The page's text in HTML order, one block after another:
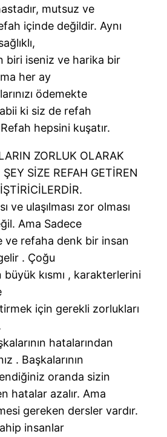
mutsuz ve
içinde değildir. Aynı
biri iseniz ve harika bir
her ay
ödemekte
ki siz de refah
hepsini kuşatır.
ZORLUK OLARAK
SİZE REFAH GETİREN
ve ulaşılması zor olması
Ama Sadece
ve refaha denk bir insan
. Çoğu
kısmı , karakterlerini
için gerekli zorlukları
hatalarından
. Başkalarının
oranda sizin
hatalar azalır. Ama
gereken dersler vardır.
insanlar